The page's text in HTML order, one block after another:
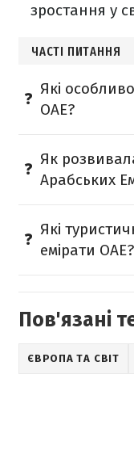
зростання у
ЧАСТІ ПИТАННЯ
Які
ОАЕ?
Як
Арабських
Які
емірати ОАЕ?
Пов'язані
ЄВРОПА ТА СВІТ